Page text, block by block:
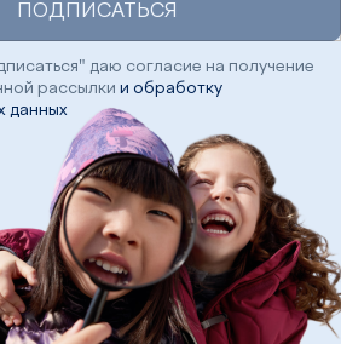
ПОДПИСАТЬСЯ
даю согласие на получение
рассылки и обработку
данных